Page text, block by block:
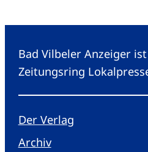
Bad Vilbeler Anzeiger
Zeitungsring
Der Verlag
Archiv